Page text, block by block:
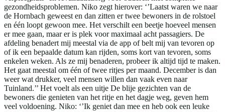
gezondheidsproblemen. Niko zegt hierover: ‘’Laatst waren we naar
de Hornbach geweest en dan zitten er twee bewoners in de rolstoel
en één loopt gewoon mee. Het verschilt een beetje hoeveel mensen
er mee gaan, maar er is plek voor maximaal acht passagiers. De
afdeling benadert mij meestal via de app of belt mij van tevoren op
of ik een bepaalde datum kan rijden, soms kort van tevoren, soms
enkelen weken. Als ze mij benaderen, probeer ik altijd tijd te maken.
Het gaat meestal om één of twee ritjes per maand. December is dan
weer wat drukker, veel mensen willen dan vaak even naar
Tuinland.’’ Het voelt als een uitje De blije gezichten van de
bewoners die genieten van het ritje en het dagje weg, geven hem
veel voldoening. Niko: ‘’Ik geniet dan mee en heb ook een leuke